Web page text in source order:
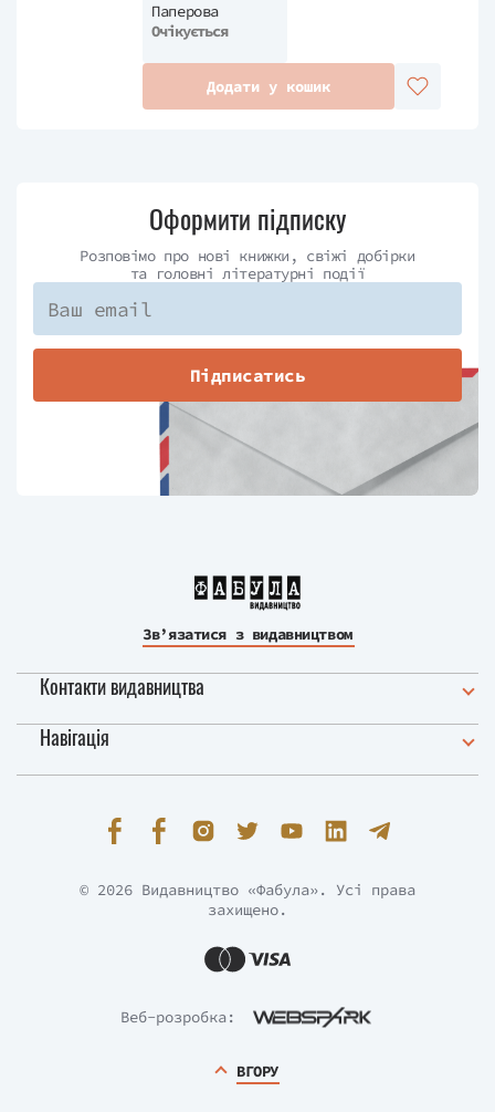
Паперова
Очікується
Додати у кошик
Оформити підписку
Розповімо про нові книжки, свіжі добірки
та головні літературні події
Підписатись
Зв’язатися з видавництвом
Контакти видавництва
Навігація
Веб-розробка:
© 2026 Видавництво «Фабула». Усі права
захищено.
ВГОРУ